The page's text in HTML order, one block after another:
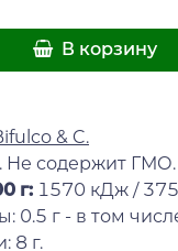
В корзину
& C.
содержит
г: 1570 кДж / 375
0.5 г - в том
8 г.